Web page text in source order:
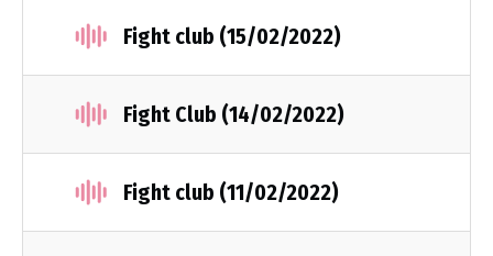
Fight club (15/02/2022)
Fight Club (14/02/2022)
Fight club (11/02/2022)